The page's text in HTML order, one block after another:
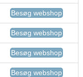
Besøg webshop
Besøg webshop
Besøg webshop
Besøg webshop